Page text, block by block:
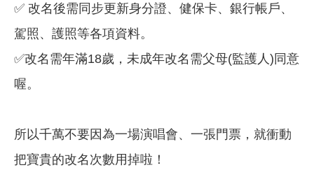
✅ 改名後需同步更新身分證、健保卡、銀行帳戶、
駕照、護照等各項資料。
✅改名需年滿18歲，未成年改名需父母(監護人)同意
喔。
所以千萬不要因為一場演唱會、一張門票，就衝動
把寶貴的改名次數用掉啦！